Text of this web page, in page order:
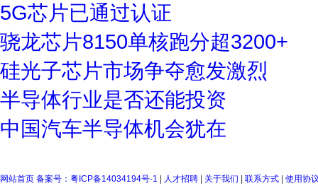
5G芯片已通过认证
骁龙芯片8150单核跑分超3200+
硅光子芯片市场争夺愈发激烈
半导体行业是否还能投资
中国汽车半导体机会犹在
网站首页 备案号：粤ICP备14034194号-1 人才招聘 关于我们 联系方式
使用协